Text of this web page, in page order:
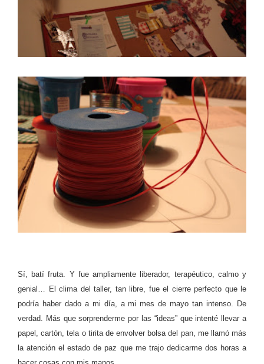
Sí, batí fruta. Y fue ampliamente liberador, terapéutico, calmo y
genial… El clima del taller, tan libre, fue el cierre perfecto que le
podría haber dado a mi día, a mi mes de mayo tan intenso. De
verdad. Más que sorprenderme por las “ideas” que intenté llevar a
papel, cartón, tela o tirita de envolver bolsa del pan, me llamó más
la atención el estado de paz que me trajo dedicarme dos horas a